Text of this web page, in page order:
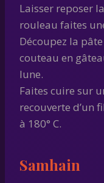
Laisser reposer
rouleau faites
Découpez la
couteau en
lune.
Faites cuire sur
recouverte d’un
à 180° C.
Samhain